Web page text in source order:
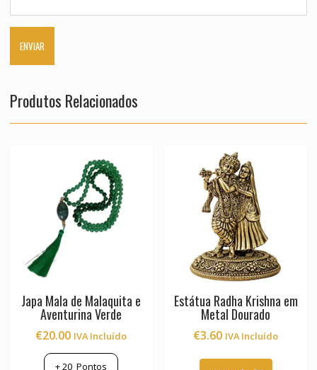
Produtos Relacionados
Japa Mala de Malaquita e
Aventurina Verde
€20.00 IVA Incluído
+20 Pontos
Estátua Radha Krishna em
Metal Dourado
€3.60 IVA Incluído